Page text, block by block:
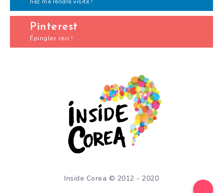
Pinterest
Épinglez ceci !
Inside Corea © 2012 - 2020